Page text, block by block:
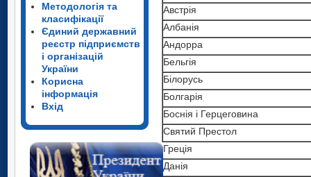
Методологія та
класифікації
Єдиний державний
реєстр підприємств
і організацій
України
Корисна
інформація
Вхід
Австрія
Албанія
Андорра
Бельгія
Білорусь
Болгарія
Боснія і Герцеговина
Святий Престол
Греція
Данія